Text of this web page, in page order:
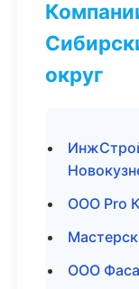
округ
ООО Pro
ООО